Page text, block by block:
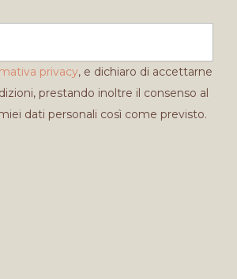
privacy, e dichiaro di accettarne
prestando inoltre il consenso al
dati personali così come previsto.